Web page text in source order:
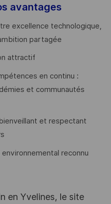
avantages
excellence technologique,
partagée
attractif
en continu :
et communautés
et respectant
reconnu
en Yvelines, le site